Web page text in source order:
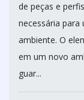
de peças e
necessária
ambiente. O
em um novo
guar...